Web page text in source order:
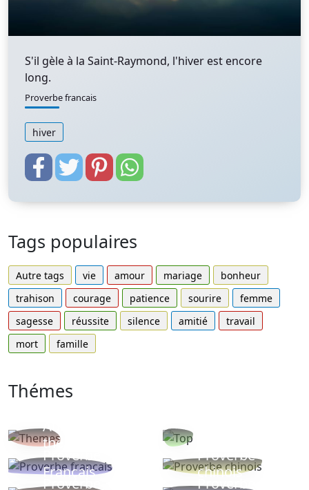
S'il gèle à la Saint-Raymond, l'hiver est encore
long.
Proverbe francais
hiver
Tags populaires
Autre tags vie amour mariage
bonheur
trahison
courage patience sourire
femme
sagesse
réussite silence amitié
travail
mort
famille
Thémes
Autres
thèmes
Proverbe
Français
Proverbe
chinois
Proverbe
Proverbe